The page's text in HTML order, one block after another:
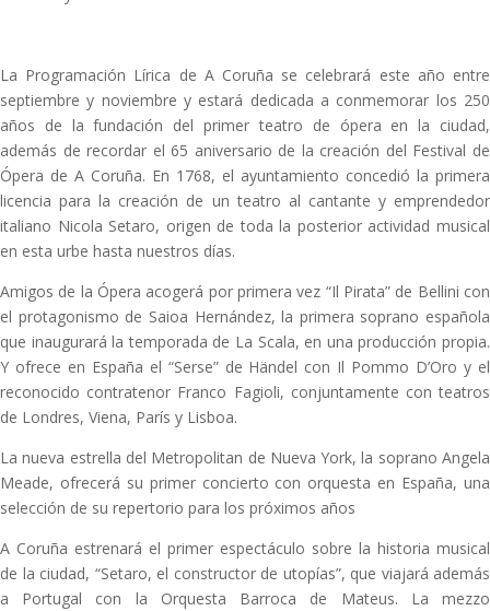
La Programación Lírica de A Coruña se celebrará este año entre
septiembre y noviembre y estará dedicada a conmemorar los 250
años de la fundación del primer teatro de ópera en la ciudad,
además de recordar el 65 aniversario de la creación del Festival de
Ópera de A Coruña. En 1768, el ayuntamiento concedió la primera
licencia para la creación de un teatro al cantante y emprendedor
italiano Nicola Setaro, origen de toda la posterior actividad musical
en esta urbe hasta nuestros días.
Amigos de la Ópera acogerá por primera vez “Il Pirata” de Bellini con
el protagonismo de Saioa Hernández, la primera soprano española
que inaugurará la temporada de La Scala, en una producción propia.
Y ofrece en España el “Serse” de Händel con Il Pommo D’Oro y el
reconocido contratenor Franco Fagioli, conjuntamente con teatros
de Londres, Viena, París y Lisboa.
La nueva estrella del Metropolitan de Nueva York, la soprano Angela
Meade, ofrecerá su primer concierto con orquesta en España, una
selección de su repertorio para los próximos años
A Coruña estrenará el primer espectáculo sobre la historia musical
de la ciudad, “Setaro, el constructor de utopías”, que viajará además
a Portugal con la Orquesta Barroca de Mateus. La mezzo